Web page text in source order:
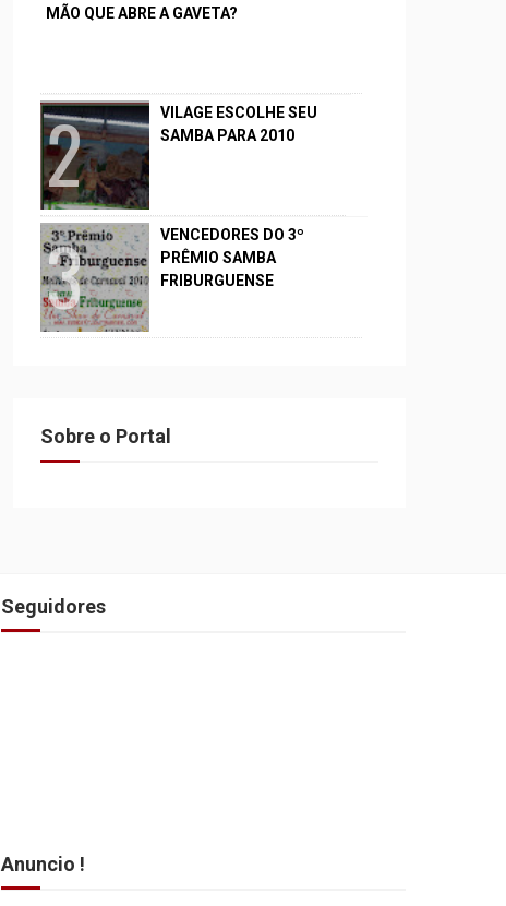
MÃO QUE ABRE A GAVETA?
VILAGE ESCOLHE SEU
SAMBA PARA 2010
VENCEDORES DO 3º
PRÊMIO SAMBA
FRIBURGUENSE
Sobre o Portal
Seguidores
Anuncio !